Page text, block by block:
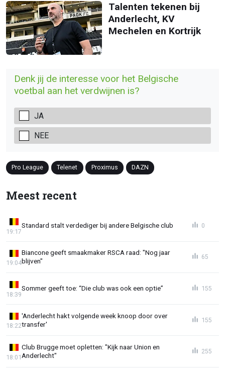
Talenten tekenen bij
Anderlecht, KV
Mechelen en Kortrijk
Denk jij de interesse voor het Belgische
voetbal aan het verdwijnen is?
JA
NEE
Pro League Telenet Proximus DAZN
Meest recent
Standard stalt verdediger bij andere Belgische club
19:17
0
Biancone geeft smaakmaker RSCA raad: "Nog jaar
blijven"
19:04
65
Sommer geeft toe: “Die club was ook een optie”
18:39
155
'Anderlecht hakt volgende week knoop door over
transfer'
18:22
155
Club Brugge moet opletten: "Kijk naar Union en
Anderlecht"
18:01
255